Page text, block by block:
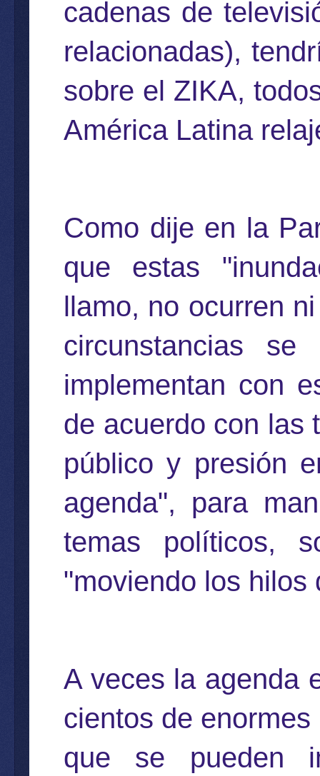
cadenas de
relacionadas),
sobre el ZIKA,
América Latina
Como dije en la
que estas
llamo, no ocurren
circunstancias se
implementan con
de acuerdo con las
público y presión
agenda", para
temas políticos,
"moviendo los hilos
A veces la agenda
cientos de
que se pueden